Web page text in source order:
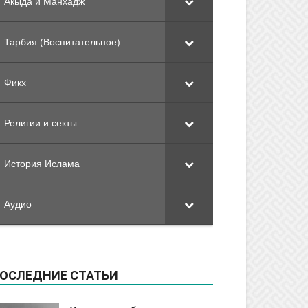
Тарбия (Воспитательное)
Фикх
Религии и секты
История Ислама
Аудио
СТАТЬИ